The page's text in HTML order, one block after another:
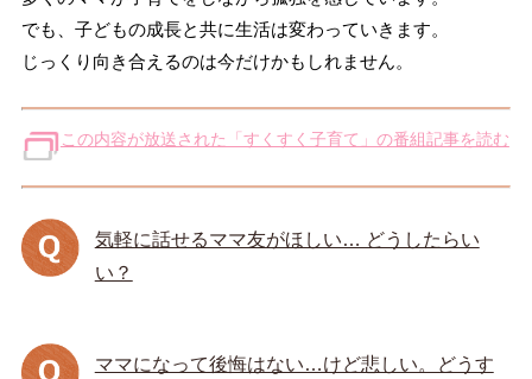
でも、子どもの成長と共に生活は変わっていきます。
じっくり向き合えるのは今だけかもしれません。
この内容が放送された「すくすく子育て」の番組記事を読む
気軽に話せるママ友がほしい… どうしたらい
い？
ママになって後悔はない…けど悲しい。どうす